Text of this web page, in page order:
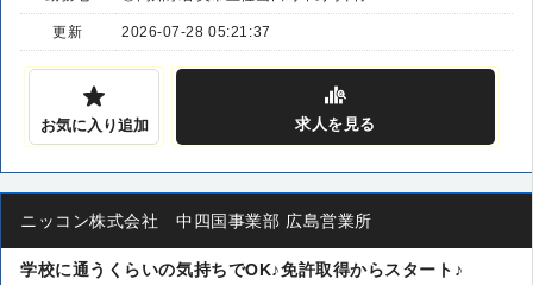
更新 2026-07-28 05:21:37
お気に入り追加 求人 を見る
ニッコン株式会社 中四国事業部 広島営業所
学校に通うくらいの気持ちでOK♪免許取得からスタート♪